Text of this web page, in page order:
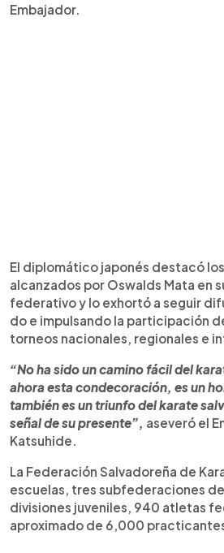
Embajador.
El diplomático japonés destacó
alcanzados por Oswalds Mata en
federativo y lo exhortó a seguir
do e impulsando la participación
torneos nacionales, regionales e
“No ha sido un camino fácil del
ahora esta condecoración, es un
también es un triunfo del karate
señal de su presente”, aseveró el
Katsuhide.
La Federación Salvadoreña de
escuelas, tres subfederaciones
divisiones juveniles, 940 atletas
aproximado de 6,000